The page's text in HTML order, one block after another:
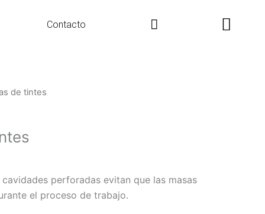
Contacto Search
de tintes
perforadas evitan que las masas
el proceso de trabajo.